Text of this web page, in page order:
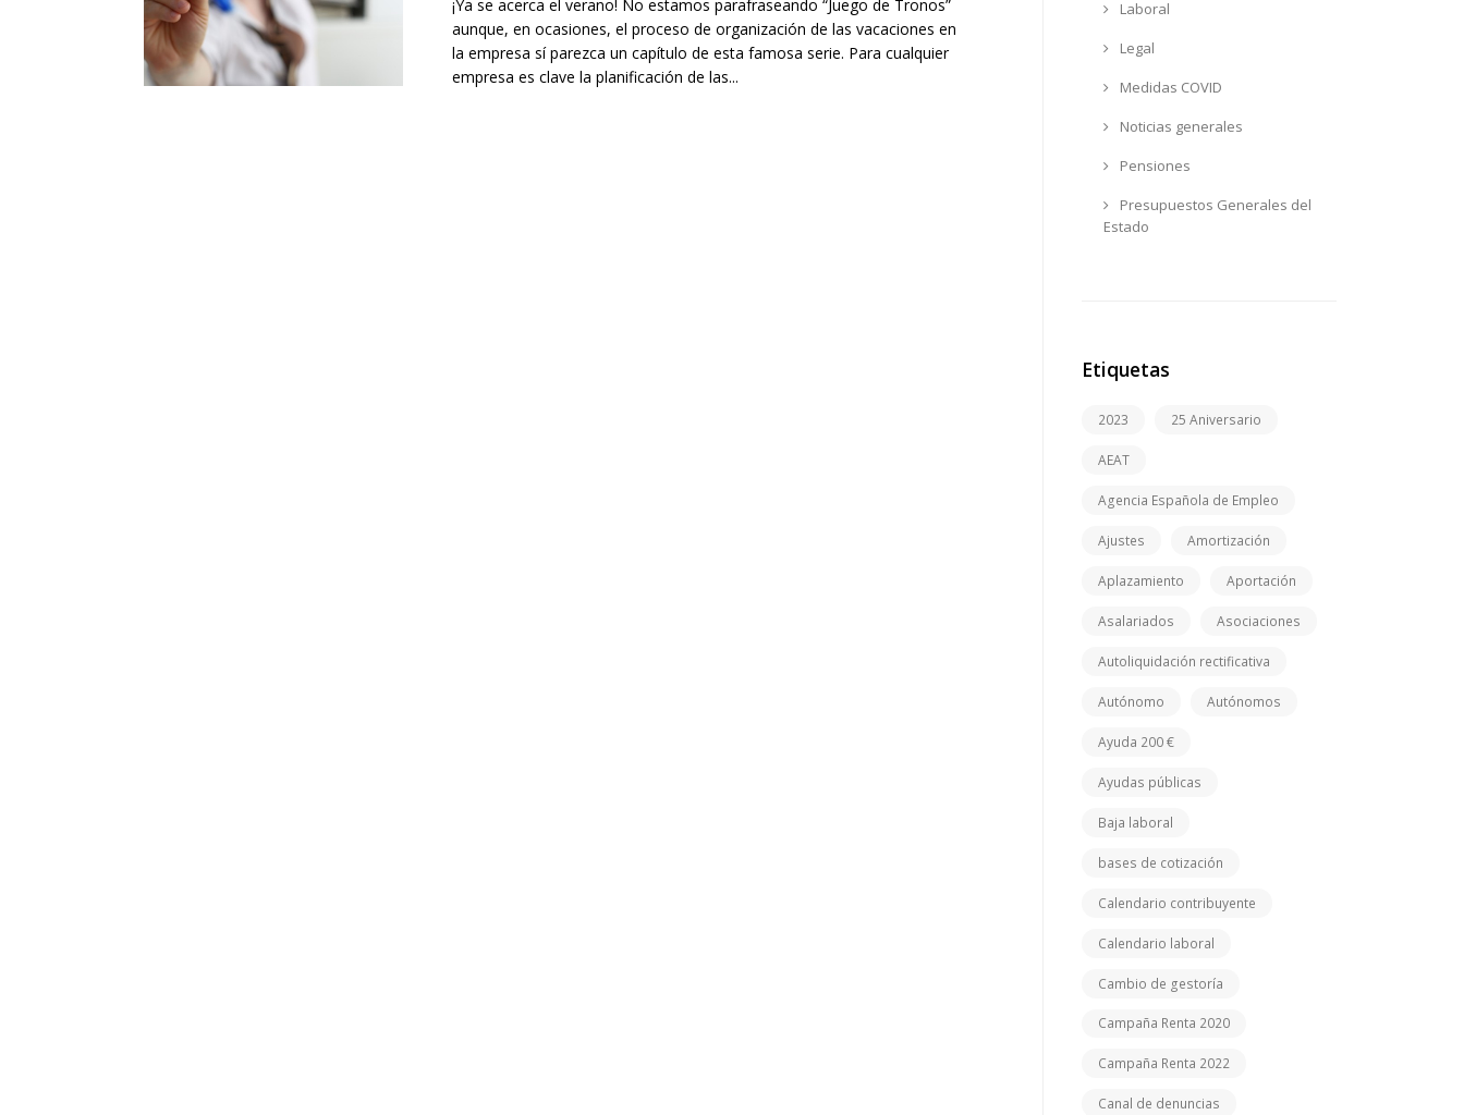
¡Ya se acerca el verano! No estamos parafraseando “Juego de Tronos”
aunque, en ocasiones, el proceso de organización de las vacaciones en
la empresa sí parezca un capítulo de esta famosa serie. Para cualquier
empresa es clave la planificación de las...
Laboral
Legal
Medidas COVID
Noticias generales
Pensiones
Presupuestos Generales del
Estado
Etiquetas
2023 25 Aniversario
AEAT
Agencia Española de Empleo
Ajustes Amortización
Aplazamiento Aportación
Asalariados Asociaciones
Autoliquidación rectificativa
Autónomo Autónomos
Ayuda 200 €
Ayudas públicas
Baja laboral
bases de cotización
Calendario contribuyente
Calendario laboral
Cambio de gestoría
Campaña Renta 2020
Campaña Renta 2022
Canal de denuncias